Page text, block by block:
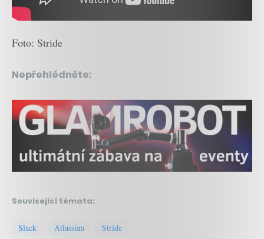
Foto: Stride
Nepřehlédněte:
Související témata:
Slack Atlassian Stride